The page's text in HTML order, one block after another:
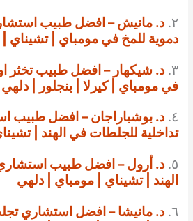
٢. د. مانيش – افضل طبيب
دموية للمخ في مومباي | تشيناي
٣. د. شيكهار – افضل طبيب تخثر
في مومباي | كيرلا | بنجلور |
٤. د. بوشباراجان – افضل طبيب
تداخلية للجلطات في الهند |
٥. د. أرول – افضل طبيب
الهند | تشيناي | مومباي | دلهي
٦. د. مانيشا – افضل استشاري